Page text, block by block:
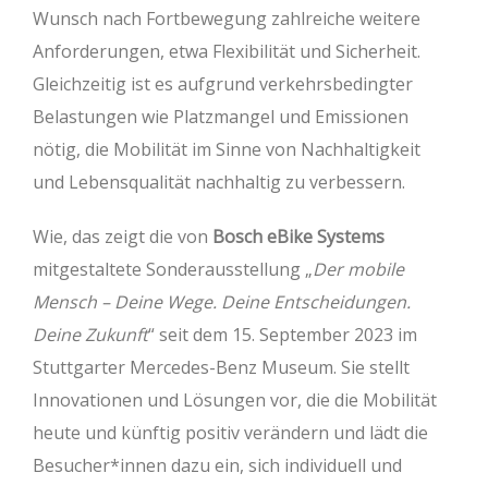
Wunsch nach Fortbewegung zahlreiche weitere
Anforderungen, etwa Flexibilität und Sicherheit.
Gleichzeitig ist es aufgrund verkehrsbedingter
Belastungen wie Platzmangel und Emissionen
nötig, die Mobilität im Sinne von Nachhaltigkeit
und Lebensqualität nachhaltig zu verbessern.
Wie, das zeigt die von Bosch eBike Systems
mitgestaltete Sonderausstellung „Der mobile
Mensch – Deine Wege. Deine Entscheidungen.
Deine Zukunft“ seit dem 15. September 2023 im
Stuttgarter Mercedes-Benz Museum. Sie stellt
Innovationen und Lösungen vor, die die Mobilität
heute und künftig positiv verändern und lädt die
Besucher*innen dazu ein, sich individuell und